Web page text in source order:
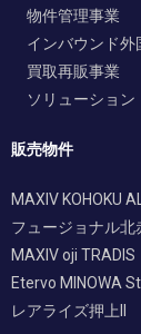
物件管理事業
インバウンド
買取再販事業
ソリューショ
販売物件
MAXIV KOHOKU
フュージョナル北
MAXIV oji TRADIS
Etervo MINOWA
レアライズ押上II